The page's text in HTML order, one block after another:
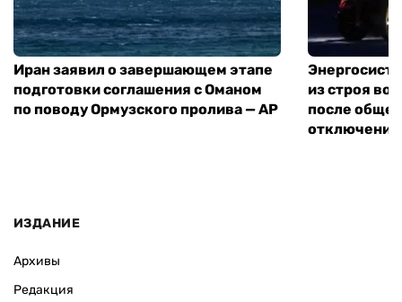
Иран заявил о завершающем этапе
подготовки соглашения с Оманом
по поводу Ормузского пролива — AP
из строя во
после
отключения
ИЗДАНИЕ
Архивы
Редакция